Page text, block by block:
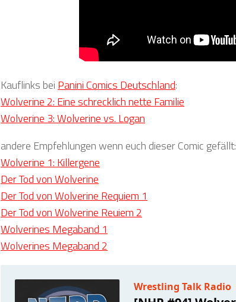
Kauflinks bei Panini Comics Deutschland:
Wolverine 2: Eine schrecklich nette Familie
Wolverine 3: Wolverine vs. Logan
andere Empfehlungen wenn euch dieser Comic gefällt:
Wolverine 1: Killergene
Der Tod von Wolverine
Der Tod von Wolverine Requiem 1
Der Tod von Wolverine Reuiem 2
Wolverines Megaband 1
Wolverines Megaband 2